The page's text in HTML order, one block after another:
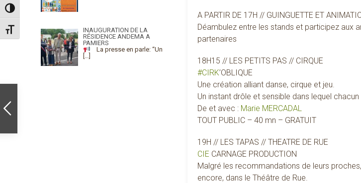
Passer en contraste élevé
Changer la taille de la police
A PARTIR DE 17H // GUINGUETTE ET
Déambulez entre les stands et participez aux
partenaires
18H15 // LES PETITS PAS // CIRQUE
#CIRK’OBLIQUE
Une création alliant danse, cirque et jeu.
Un instant drôle et sensible dans lequel
De et avec : Marie MERCADAL
TOUT PUBLIC – 40 mn – GRATUIT
19H // LES TAPAS // THEATRE DE RUE
CIE CARNAGE PRODUCTION
Malgré les recommandations de leurs
encore, dans le Théâtre de Rue.
INAUGURATION DE LA
RÉSIDENCE ANDEMA A
PAMIERS
La presse en parle: “Un
[…]